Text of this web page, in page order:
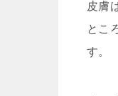
皮膚
とこ
す。